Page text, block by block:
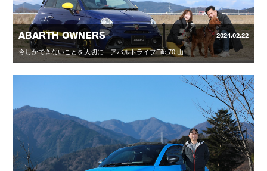
ABARTH OWNERS 2024.02.22
今しかできないことを大切に アバルトライフFile.70 山...